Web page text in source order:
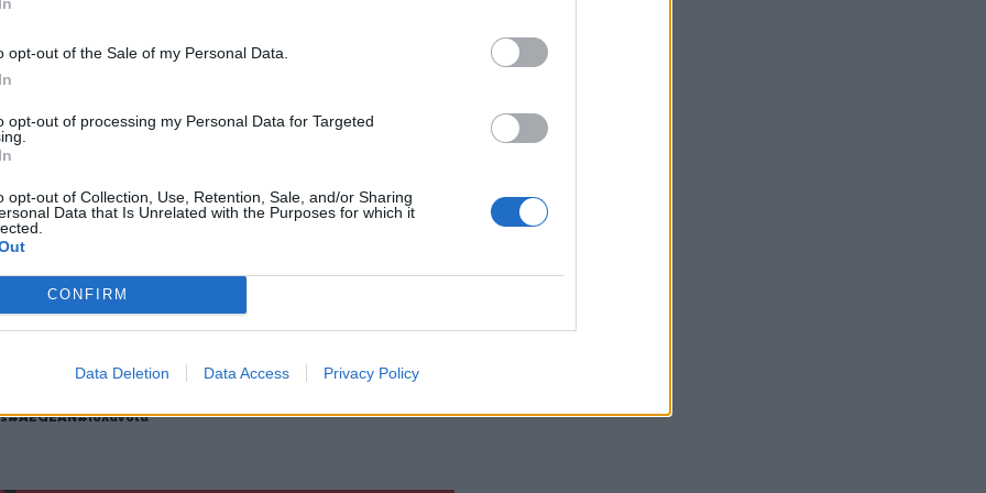
opt-out of the Sale of my Personal Data.
opt-out of processing my Personal Data for Targeted
opt-out of Collection, Use, Retention, Sale, and/or Sharing
Data that Is Unrelated with the Purposes for which it
CONFIRM
Data Deletion Data Access Privacy Policy
Google News και στο Facebook
μας στο
AEGEAN Ισλανδία